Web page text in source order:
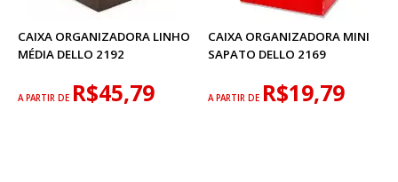
CAIXA ORGANIZADORA LINHO
MÉDIA DELLO 2192
A PARTIR DE R$45,79
CAIXA ORGANIZADORA MINI
SAPATO DELLO 2169
A PARTIR DE R$19,79